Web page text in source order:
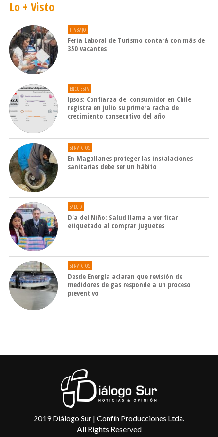
Lo + Visto
TRABAJO
Feria Laboral de Turismo contará con más de
350 vacantes
ENCUESTA
Ipsos: Confianza del consumidor en Chile
registra en julio su primera racha de
crecimiento consecutivo del año
SERVICIOS
En Magallanes proteger las instalaciones
sanitarias debe ser un hábito
SALUD
Día del Niño: Salud llama a verificar
etiquetado al comprar juguetes
SERVICIOS
Desde Energía aclaran que revisión de
medidores de gas responde a un proceso
preventivo
2019 Diálogo Sur | Confín Producciones Ltda.
All Rights Reserved